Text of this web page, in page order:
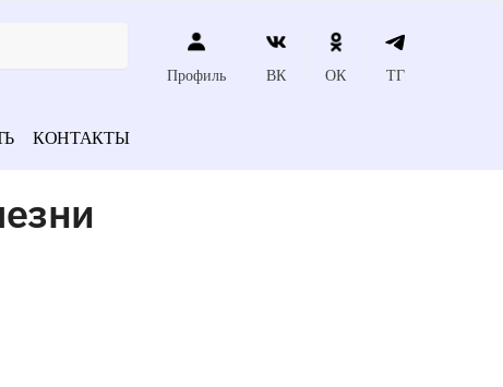
Профиль ВК ОК ТГ
КОНТАКТЫ